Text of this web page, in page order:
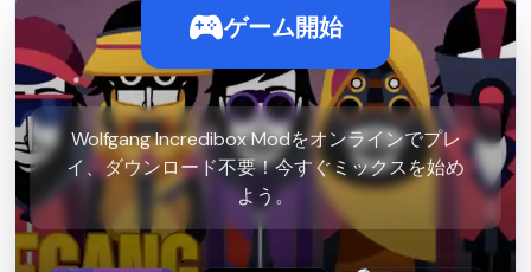
ゲーム開始
Wolfgang Incredibox Modをオンラインでプレ
イ、ダウンロード不要！今すぐミックスを始め
よう。